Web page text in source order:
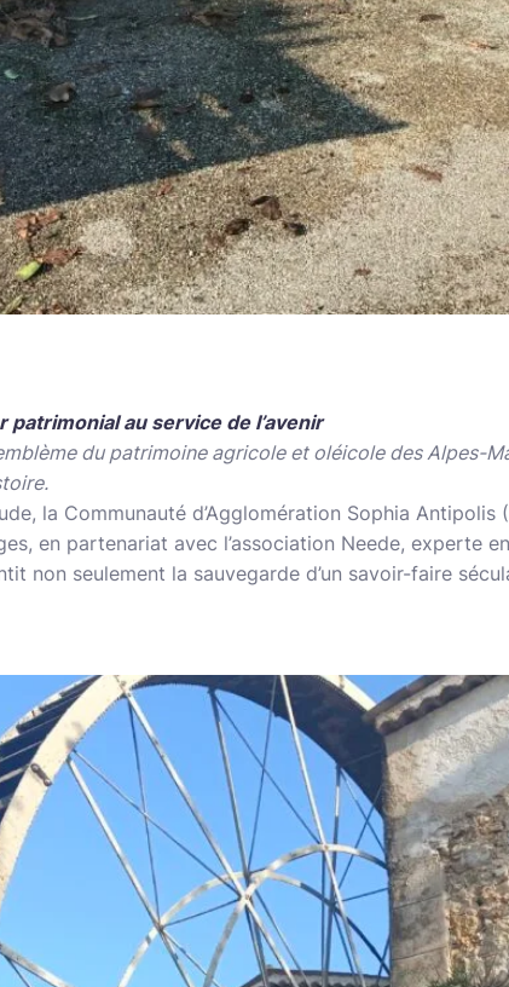
patrimonial au service de l’avenir
du patrimoine agricole et oléicole des Alpes-
la Communauté d’Agglomération Sophia Antipolis
en partenariat avec l’association Neede, experte
non seulement la sauvegarde d’un savoir-faire